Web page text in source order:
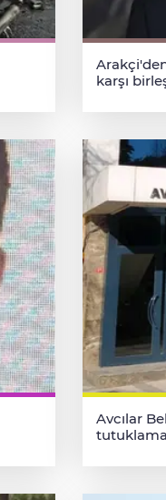
karşı
Avcılar